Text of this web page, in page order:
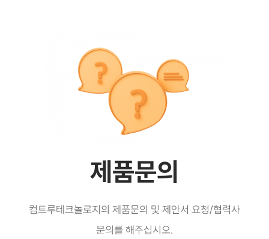
제품문의
컴트루테크놀로지의 제품문의 및 제안서 요청/협력사
문의를 해주십시오.